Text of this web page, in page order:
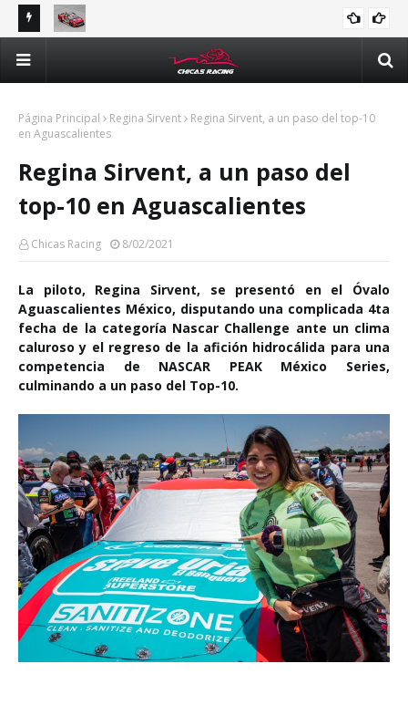
Valeria Aranda va por el podio en Querétaro para
mantenerse en la pelea por el campeonato de Trucks
Página Principal Regina Sirvent
Regina Sirvent, a un paso del top-10
en Aguascalientes
Regina Sirvent, a un paso del
top-10 en Aguascalientes
Chicas Racing 8/02/2021
La piloto, Regina Sirvent, se presentó en el Óvalo
Aguascalientes México, disputando una complicada 4ta
fecha de la categoría Nascar Challenge ante un clima
caluroso y el regreso de la afición hidrocálida para una
competencia de NASCAR PEAK México Series,
culminando a un paso del Top-10.